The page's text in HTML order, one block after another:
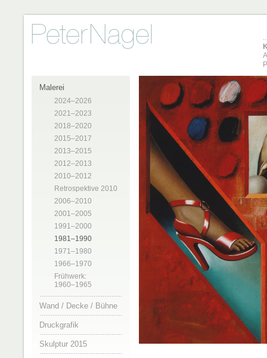
Malerei
2024–2026
2021–2023
2018–2020
2015–2017
2013–2015
2012–2013
2010–2012
Retrospektive 2010
2006–2010
2001–2005
1991–2000
1981–1990
1971–1980
1966–1970
Frühwerk:
1960–1965
Wand / Decke / Bühne
Druckgrafik
Skulptur 2015